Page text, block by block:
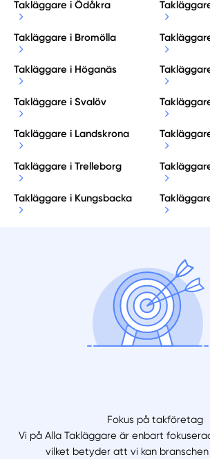
Takläggare i Ödåkra
Takläggare i Bromölla
Takläggare i Höganäs
Takläggare i Svalöv
Takläggare i Landskrona
Takläggare i Trelleborg
Takläggare i Kungsbacka
Fokus på takföretag
Vi på Alla Takläggare är enbart
vilket betyder att vi kan